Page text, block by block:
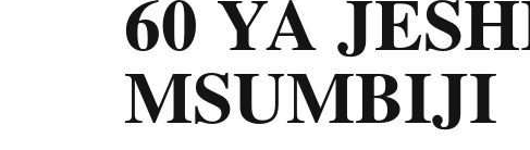
60 YA
MSUMBIJI